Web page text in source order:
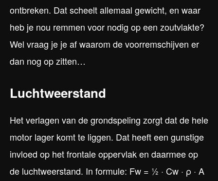
ontbreken. Dat scheelt allemaal gewicht, en waar
heb je nou remmen voor nodig op een zoutvlakte?
Wel vraag je je af waarom de voorremschijven er
dan nog op zitten…
Luchtweerstand
Het verlagen van de grondspeling zorgt dat de hele
motor lager komt te liggen. Dat heeft een gunstige
invloed op het frontale oppervlak en daarmee op
de luchtweerstand. In formule: Fw = ½ · Cw · ρ · A